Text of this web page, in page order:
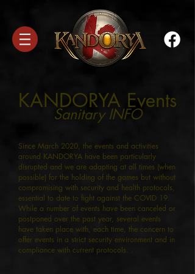
KANDORYA Events
Sanitary INFO
Since March 2020, the events and activities
around KANDORYA have been particularly
disrupted and we are adapting at all times (when
possible) for the holding of the games but without
compromising with security and health protocols,
essential to date to fight against the COVID 19.
While a number of events have been canceled or
postponed over the past year, several events
have taken place with, each time, the concern to
offer events in a strict security environment and in
compliance with current protocols. .